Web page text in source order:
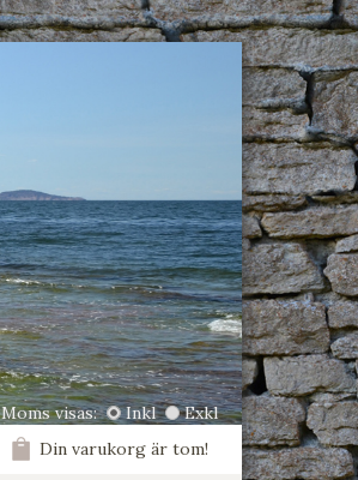
Moms visas: Inkl
Exkl
Din varukorg är tom!